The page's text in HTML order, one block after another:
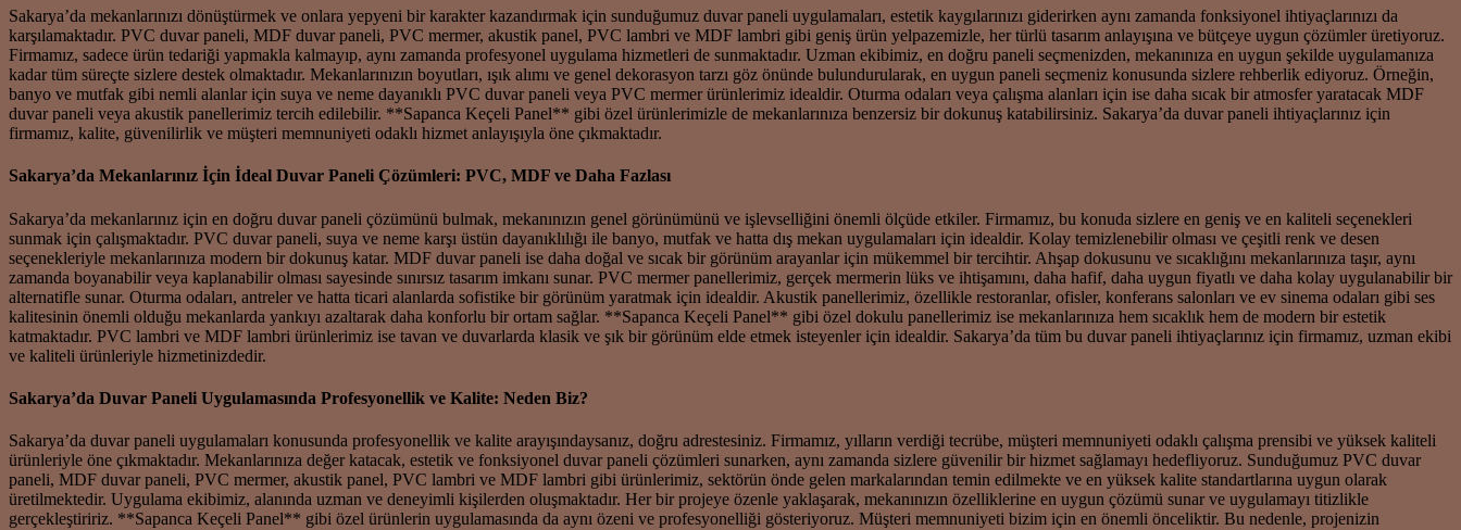
Sakarya’da mekanlarınızı dönüştürmek ve onlara yepyeni bir karakter kazandırmak için sunduğumuz duvar paneli uygulamaları, estetik kaygılarınızı giderirken aynı zamanda fonksiyonel ihtiyaçlarınızı da
karşılamaktadır. PVC duvar paneli, MDF duvar paneli, PVC mermer, akustik panel, PVC lambri ve MDF lambri gibi geniş ürün yelpazemizle, her türlü tasarım anlayışına ve bütçeye uygun çözümler üretiyoruz.
Firmamız, sadece ürün tedariği yapmakla kalmayıp, aynı zamanda profesyonel uygulama hizmetleri de sunmaktadır. Uzman ekibimiz, en doğru paneli seçmenizden, mekanınıza en uygun şekilde uygulamanıza
kadar tüm süreçte sizlere destek olmaktadır. Mekanlarınızın boyutları, ışık alımı ve genel dekorasyon tarzı göz önünde bulundurularak, en uygun paneli seçmeniz konusunda sizlere rehberlik ediyoruz. Örneğin,
banyo ve mutfak gibi nemli alanlar için suya ve neme dayanıklı PVC duvar paneli veya PVC mermer ürünlerimiz idealdir. Oturma odaları veya çalışma alanları için ise daha sıcak bir atmosfer yaratacak MDF
duvar paneli veya akustik panellerimiz tercih edilebilir. **Sapanca Keçeli Panel** gibi özel ürünlerimizle de mekanlarınıza benzersiz bir dokunuş katabilirsiniz. Sakarya’da duvar paneli ihtiyaçlarınız için
firmamız, kalite, güvenilirlik ve müşteri memnuniyeti odaklı hizmet anlayışıyla öne çıkmaktadır.
Sakarya’da Mekanlarınız İçin İdeal Duvar Paneli Çözümleri: PVC, MDF ve Daha Fazlası
Sakarya’da mekanlarınız için en doğru duvar paneli çözümünü bulmak, mekanınızın genel görünümünü ve işlevselliğini önemli ölçüde etkiler. Firmamız, bu konuda sizlere en geniş ve en kaliteli seçenekleri
sunmak için çalışmaktadır. PVC duvar paneli, suya ve neme karşı üstün dayanıklılığı ile banyo, mutfak ve hatta dış mekan uygulamaları için idealdir. Kolay temizlenebilir olması ve çeşitli renk ve desen
seçenekleriyle mekanlarınıza modern bir dokunuş katar. MDF duvar paneli ise daha doğal ve sıcak bir görünüm arayanlar için mükemmel bir tercihtir. Ahşap dokusunu ve sıcaklığını mekanlarınıza taşır, aynı
zamanda boyanabilir veya kaplanabilir olması sayesinde sınırsız tasarım imkanı sunar. PVC mermer panellerimiz, gerçek mermerin lüks ve ihtişamını, daha hafif, daha uygun fiyatlı ve daha kolay uygulanabilir bir
alternatifle sunar. Oturma odaları, antreler ve hatta ticari alanlarda sofistike bir görünüm yaratmak için idealdir. Akustik panellerimiz, özellikle restoranlar, ofisler, konferans salonları ve ev sinema odaları gibi ses
kalitesinin önemli olduğu mekanlarda yankıyı azaltarak daha konforlu bir ortam sağlar. **Sapanca Keçeli Panel** gibi özel dokulu panellerimiz ise mekanlarınıza hem sıcaklık hem de modern bir estetik
katmaktadır. PVC lambri ve MDF lambri ürünlerimiz ise tavan ve duvarlarda klasik ve şık bir görünüm elde etmek isteyenler için idealdir. Sakarya’da tüm bu duvar paneli ihtiyaçlarınız için firmamız, uzman ekibi
ve kaliteli ürünleriyle hizmetinizdedir.
Sakarya’da Duvar Paneli Uygulamasında Profesyonellik ve Kalite: Neden Biz?
Sakarya’da duvar paneli uygulamaları konusunda profesyonellik ve kalite arayışındaysanız, doğru adrestesiniz. Firmamız, yılların verdiği tecrübe, müşteri memnuniyeti odaklı çalışma prensibi ve yüksek kaliteli
ürünleriyle öne çıkmaktadır. Mekanlarınıza değer katacak, estetik ve fonksiyonel duvar paneli çözümleri sunarken, aynı zamanda sizlere güvenilir bir hizmet sağlamayı hedefliyoruz. Sunduğumuz PVC duvar
paneli, MDF duvar paneli, PVC mermer, akustik panel, PVC lambri ve MDF lambri gibi ürünlerimiz, sektörün önde gelen markalarından temin edilmekte ve en yüksek kalite standartlarına uygun olarak
üretilmektedir. Uygulama ekibimiz, alanında uzman ve deneyimli kişilerden oluşmaktadır. Her bir projeye özenle yaklaşarak, mekanınızın özelliklerine en uygun çözümü sunar ve uygulamayı titizlikle
gerçekleştiririz. **Sapanca Keçeli Panel** gibi özel ürünlerin uygulamasında da aynı özeni ve profesyonelliği gösteriyoruz. Müşteri memnuniyeti bizim için en önemli önceliktir. Bu nedenle, projenizin